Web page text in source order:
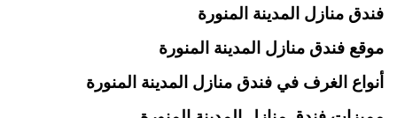
فندق منازل المدينة المنورة
موقع فندق منازل المدينة المنورة
أنواع الغرف في فندق منازل المدينة المنورة